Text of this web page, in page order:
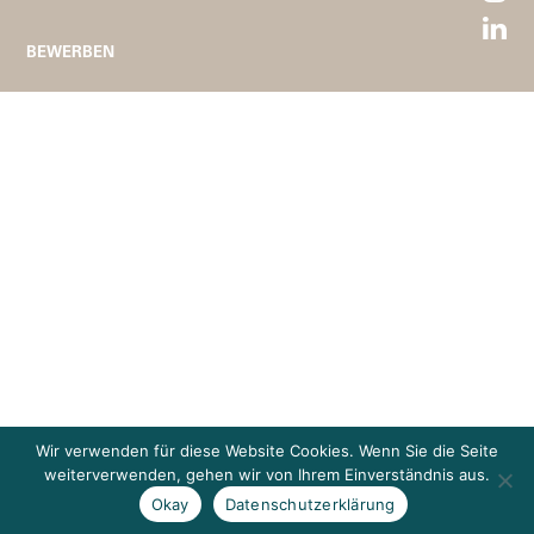
BEWERBEN
Wir verwenden für diese Website Cookies. Wenn Sie die Seite
weiterverwenden, gehen wir von Ihrem Einverständnis aus.
Okay
Datenschutzerklärung